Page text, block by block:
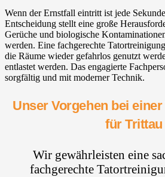
Wenn der Ernstfall eintritt ist jede
Entscheidung stellt eine große
Gerüche und biologische
werden. Eine fachgerechte
die Räume wieder gefahrlos genutzt
entlastet werden. Das engagierte
sorgfältig und mit moderner Technik.
Unser Vorgehen bei
für Trittau
Wir gewährleisten eine
fachgerechte